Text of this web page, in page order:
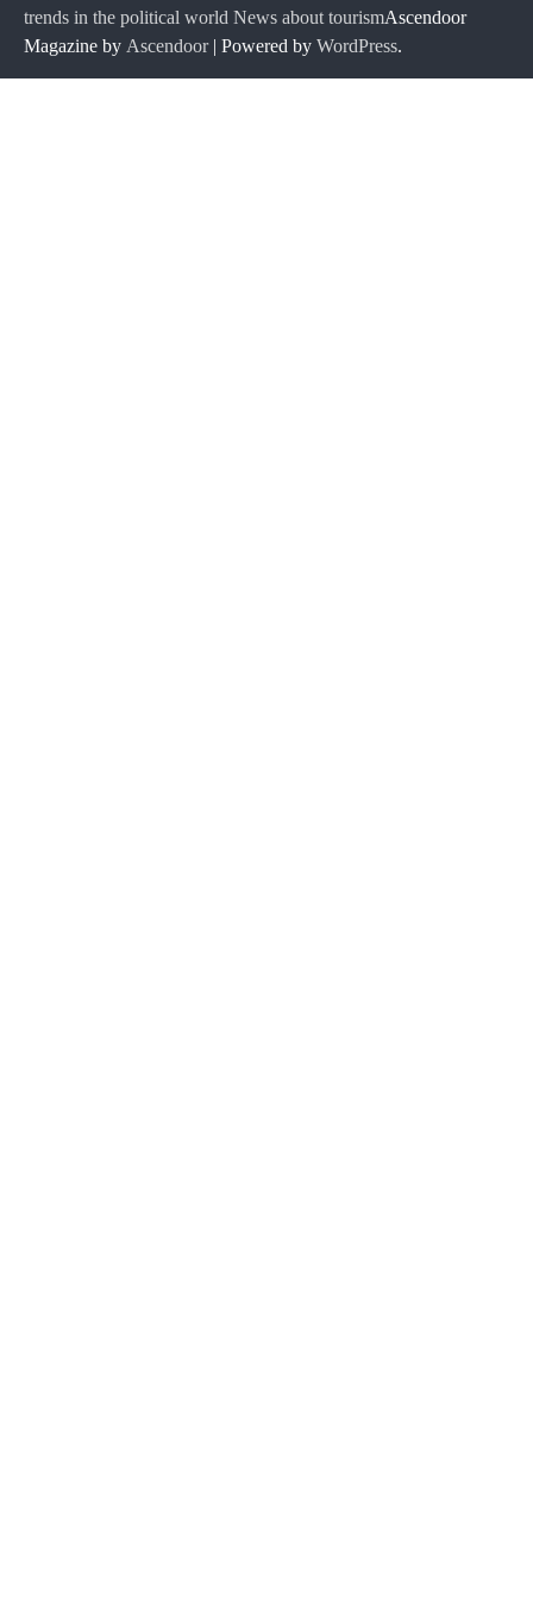
trends in the political world News about tourismAscendoor
Magazine by Ascendoor| Powered by WordPress.